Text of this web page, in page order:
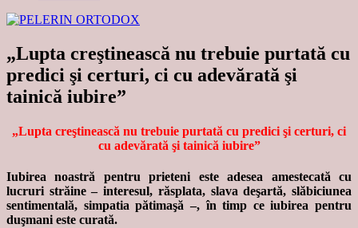
„Lupta creştinească nu trebuie purtată cu
predici şi certuri, ci cu adevărată şi
tainică iubire”
„Lupta creştinească nu trebuie purtată cu predici şi certuri, ci
cu adevărată şi tainică iubire”
Iubirea noastră pentru prieteni este adesea amestecată cu
lucruri străine – interesul, răsplata, slava deşartă, slăbiciunea
sentimentală, simpatia pătimaşă ‒, în timp ce iubirea pentru
duşmani este curată.